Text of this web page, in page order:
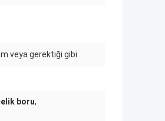
veya gerektiği gibi
boru,